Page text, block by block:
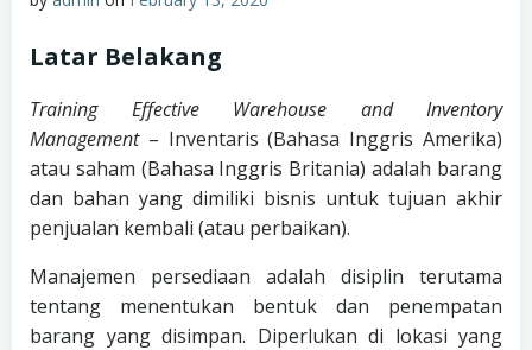
Latar Belakang
Training Effective Warehouse and Inventory
Management– Inventaris (Bahasa Inggris Amerika)
atau saham (Bahasa Inggris Britania) adalah barang
dan bahan yang dimiliki bisnis untuk tujuan akhir
penjualan kembali (atau perbaikan).
Manajemen persediaan adalah disiplin terutama
tentang menentukan bentuk dan penempatan
barang yang disimpan. Diperlukan di lokasi yang